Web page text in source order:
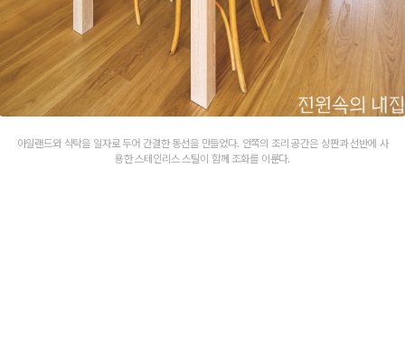
아일랜드와 식탁을 일자로 두어 간결한 동선을 만들었다. 안쪽의 조리 공간은 상판과 선반에 사
용한 스테인리스 스틸이 함께 조화를 이룬다.